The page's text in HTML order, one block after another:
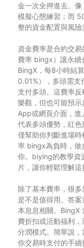
金一次全押進去。
模擬心態練習；而
整的資金配置與風險
資金費率是合約交
費率 bingx）讓永續
BingX，每8小時結
0.01%），多頭需
支付多頭。這費率
樂觀，但也可能預
App或網頁介面，進
代表多頭優勢，紅
僅幫助你判斷進場
率 bingx為負時，做
你。biying的教學資
片，讓你輕鬆理解
除了基本費率，很
是不是值得用。答
本息息相關。BingX
費折扣或活動福利
分潤模式。簡單說，
你交易時支付的手